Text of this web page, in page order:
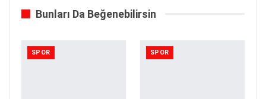
Bunları Da Beğenebilirsin
SPOR SPOR